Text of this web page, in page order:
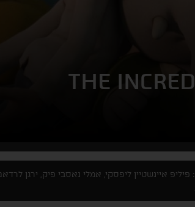
THE
פיליפ איינשטיין ליפסקי, אמלי נאסבי פיק, ירגן